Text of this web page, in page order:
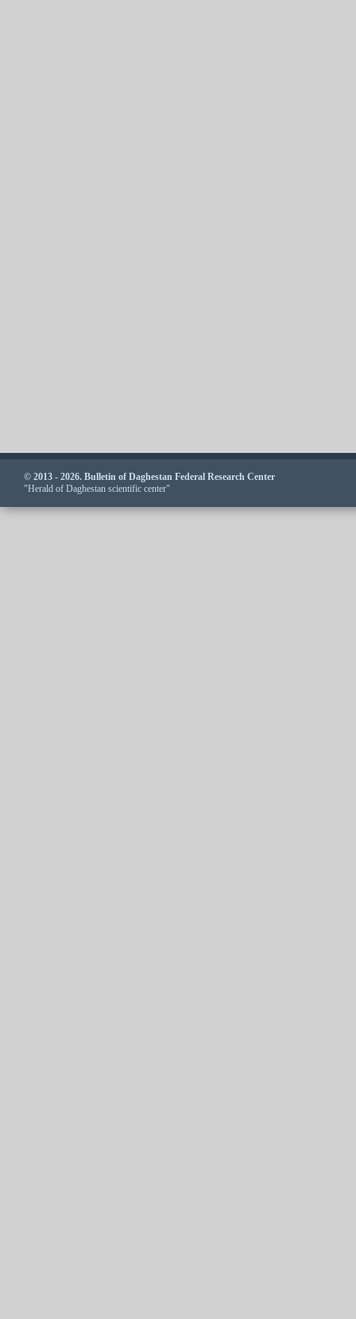
© 2013 - 2026. Bulletin of Daghestan Federal Research Center
"Herald of Daghestan scientific center"